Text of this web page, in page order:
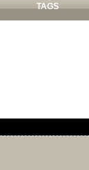
TAGS